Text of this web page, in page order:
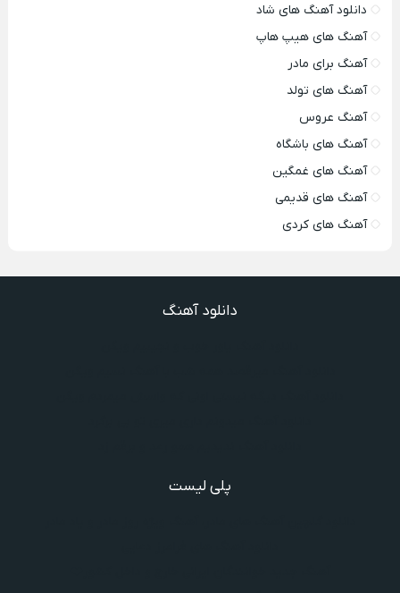
دانلود آهنگ های شاد
آهنگ های هیپ هاپ
آهنگ برای مادر
آهنگ های تولد
آهنگ عروس
آهنگ های باشگاه
آهنگ های غمگین
آهنگ های قدیمی
آهنگ های کردی
دانلود آهنگ
پلی لیست